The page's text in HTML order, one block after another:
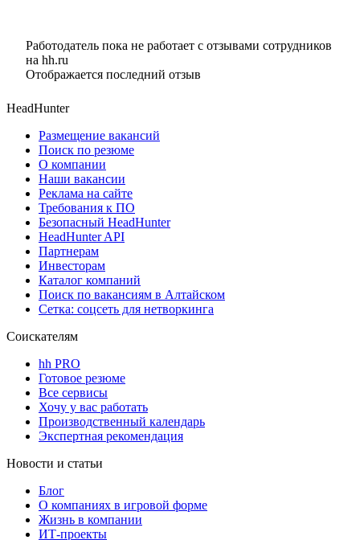
Работодатель пока не работает с отзывами сотрудников
на hh.ru
Отображается последний отзыв
HeadHunter
Размещение вакансий
Поиск по резюме
О компании
Наши вакансии
Реклама на сайте
Требования к ПО
Безопасный HeadHunter
HeadHunter API
Партнерам
Инвесторам
Каталог компаний
Поиск по вакансиям в Алтайском
Сетка: соцсеть для нетворкинга
Соискателям
hh PRO
Готовое резюме
Все сервисы
Хочу у вас работать
Производственный календарь
Экспертная рекомендация
Новости и статьи
Блог
О компаниях в игровой форме
Жизнь в компании
ИТ-проекты